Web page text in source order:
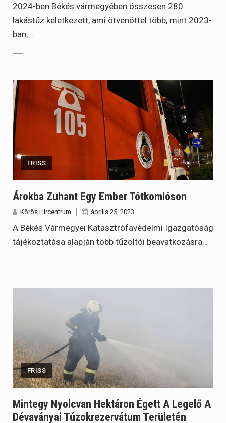
2024-ben Békés vármegyében összesen 280
lakástűz keletkezett, ami ötvenöttel több, mint 2023-
ban,…
FRISS
Árokba Zuhant Egy Ember Tótkomlóson
Körös Hírcentrum április 25, 2023
A Békés Vármegyei Katasztrófavédelmi Igazgatóság
tájékoztatása alapján több tűzoltói beavatkozásra…
FRISS
Mintegy Nyolcvan Hektáron Égett A Legelő A
Dévaványai Túzokrezervátum Területén